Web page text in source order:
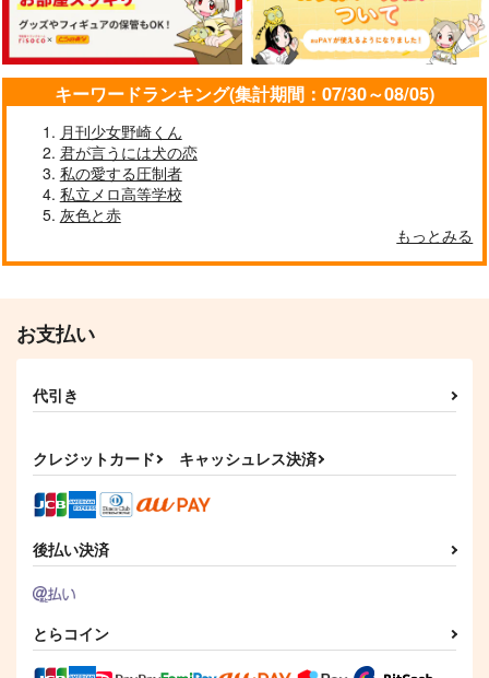
LEMONADE.
作品詳細
princess 僕の愛しき
3,438
作品詳細
キーワードランキング(集計期間：07/30～08/05)
月刊少女野崎くん
君が言うには犬の恋
私の愛する圧制者
私立メロ高等学校
灰色と赤
もっとみる
お支払い
代引き
クレジットカード キャッシュレス決済
後払い決済
とらコイン